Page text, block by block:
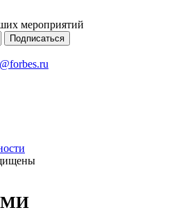
мероприятий
Подписаться